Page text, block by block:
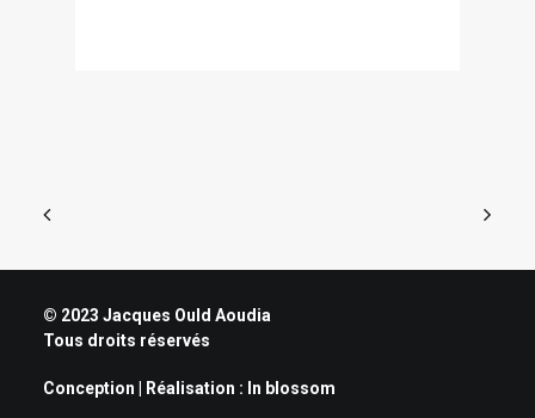
© 2023 Jacques Ould Aoudia
Tous droits réservés
Conception | Réalisation : In blossom